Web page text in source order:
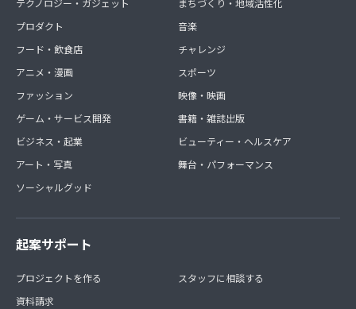
テクノロジー・ガジェット
プロダクト
フード・飲食店
アニメ・漫画
ファッション
ゲーム・サービス開発
ビジネス・起業
アート・写真
ソーシャルグッド
まちづくり・地域活性化
音楽
チャレンジ
スポーツ
映像・映画
書籍・雑誌出版
ビューティー・ヘルスケア
舞台・パフォーマンス
起案サポート
プロジェクトを作る
資料請求
スタッフに相談する